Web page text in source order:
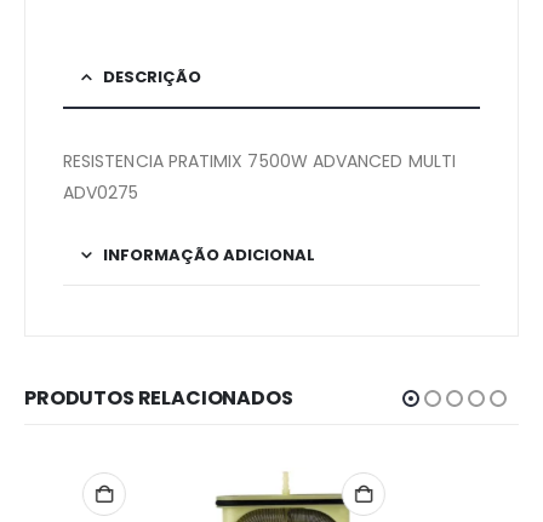
DESCRIÇÃO
RESISTENCIA PRATIMIX 7500W ADVANCED MULTI
ADV0275
INFORMAÇÃO ADICIONAL
PRODUTOS RELACIONADOS